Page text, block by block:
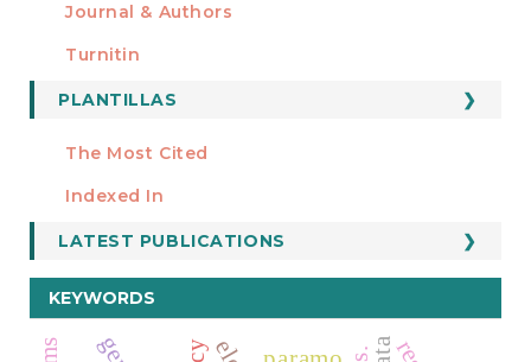
Journal & Authors
Turnitin
FORMATOS
PLANTILLAS
Manuscript Template
ESTADÍSTICOS
The Most Cited
Indexed In
LATEST PUBLICATIONS
KEYWORDS